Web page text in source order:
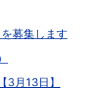
募集します
3月13日】